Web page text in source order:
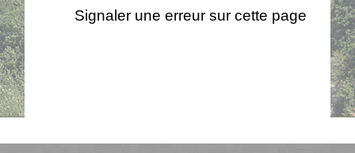
Signaler une erreur sur cette page